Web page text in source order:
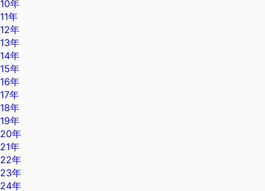
10年
11年
12年
13年
14年
15年
16年
17年
18年
19年
20年
21年
22年
23年
24年